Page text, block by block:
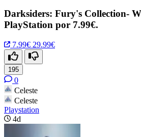
Darksiders: Fury's Collection-
PlayStation por 7.99€.
7.99€ 29.99€
195
0
Celeste
Celeste
Playstation
4d